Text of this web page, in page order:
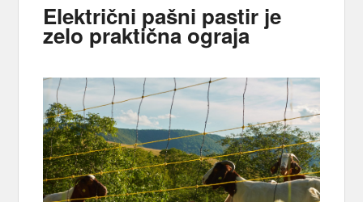
Električni pašni pastir je
zelo praktična ograja